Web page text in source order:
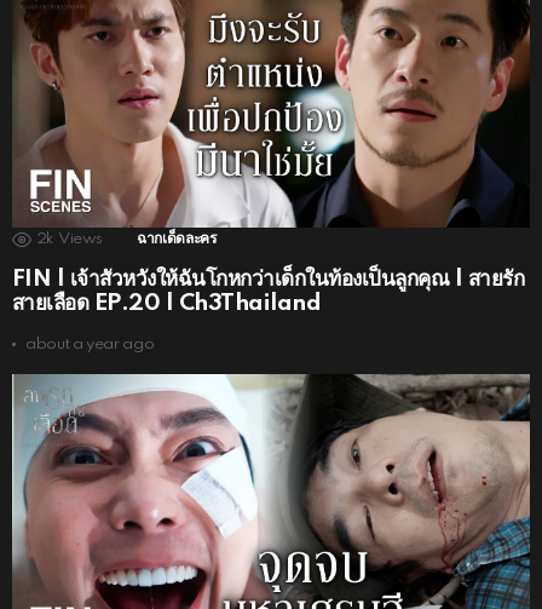
2k Views ฉากเด็ดละคร
FIN | เจ้าสัวหวังให้ฉันโกหกว่าเด็กในท้องเป็นลูกคุณ | สายรัก
สายเลือด EP.20 | Ch3Thailand
about a year ago